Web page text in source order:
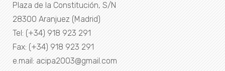
Plaza de la Constitución, S/N
28300 Aranjuez (Madrid)
Tel: (+34) 918 923 291
Fax: (+34) 918 923 291
e.mail: acipa2003@gmail.com